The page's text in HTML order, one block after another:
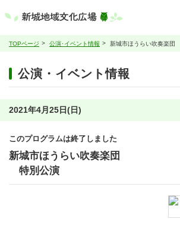
TOPページ 公演･イベント情報 新城市ほうらい吹奏楽団
公演・イベント情報
2021年4月25日(日)
このプログラムは終了しました
新城市ほうらい吹奏楽団
特別公演